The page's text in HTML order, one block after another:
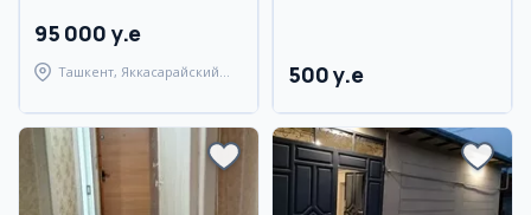
95 000 y.e
Ташкент, Яккасарайский
500 y.e